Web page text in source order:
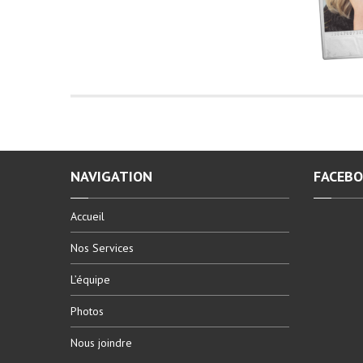
NAVIGATION
Accueil
Nos Services
L’équipe
Photos
Nous joindre